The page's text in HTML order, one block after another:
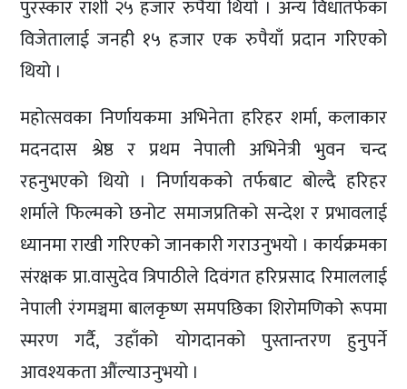
पुरस्कार राशी २५ हजार रुपैयाँ थियो । अन्य विधातर्फका
विजेतालाई जनही १५ हजार एक रुपैयाँ प्रदान गरिएको
थियो ।
महोत्सवका निर्णायकमा अभिनेता हरिहर शर्मा, कलाकार
मदनदास श्रेष्ठ र प्रथम नेपाली अभिनेत्री भुवन चन्द
रहनुभएको थियो । निर्णायकको तर्फबाट बोल्दै हरिहर
शर्माले फिल्मको छनोट समाजप्रतिको सन्देश र प्रभावलाई
ध्यानमा राखी गरिएको जानकारी गराउनुभयो । कार्यक्रमका
संरक्षक प्रा.वासुदेव त्रिपाठीले दिवंगत हरिप्रसाद रिमाललाई
नेपाली रंगमञ्चमा बालकृष्ण समपछिका शिरोमणिको रूपमा
स्मरण गर्दै, उहाँको योगदानको पुस्तान्तरण हुनुपर्ने
आवश्यकता औंल्याउनुभयो ।